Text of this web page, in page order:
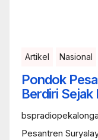
Artikel Nasional
Pondok
Berdiri Sejak
Pesantren